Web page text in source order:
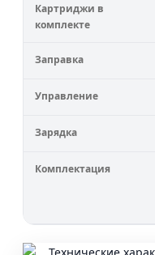
Картриджи в
комплекте
Заправка
Управление
Зарядка
Комплектация